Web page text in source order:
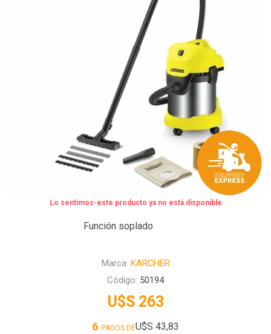
Lo sentimos-este producto ya no está disponible
Función soplado
Marca: KARCHER
Código: 50194
U$S 263
6 PAGOS DEU$S 43,83